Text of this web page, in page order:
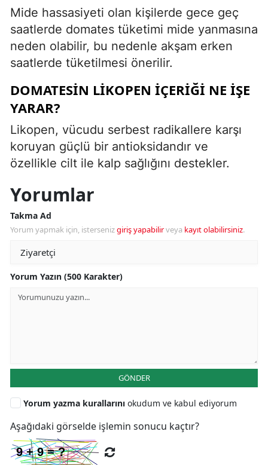
Mide hassasiyeti olan kişilerde gece geç
saatlerde domates tüketimi mide yanmasına
neden olabilir, bu nedenle akşam erken
saatlerde tüketilmesi önerilir.
DOMATESIN LIKOPEN İÇERIĞI NE İŞE
YARAR?
Likopen, vücudu serbest radikallere karşı
koruyan güçlü bir antioksidandır ve
özellikle cilt ile kalp sağlığını destekler.
Yorumlar
Takma Ad
Yorum yapmak için, istersenizgiriş yapabilirveya kayıt olabilirsiniz.
Yorum Yazın (500 Karakter)
GÖNDER
Yorum yazma kurallarını okudum ve kabul ediyorum
Aşağıdaki görselde işlemin sonucu kaçtır?